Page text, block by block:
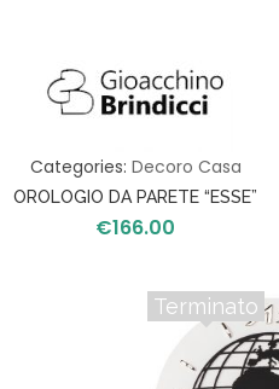
Categories: Decoro Casa
OROLOGIO DA PARETE “ESSE”
€166.00
Terminato